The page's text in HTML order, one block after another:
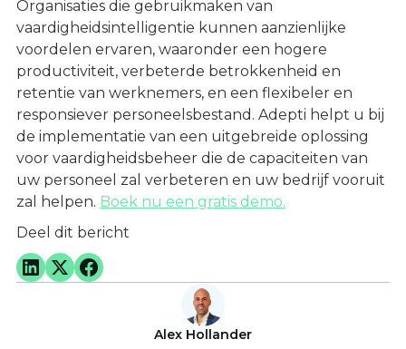
Organisaties die gebruikmaken van
vaardigheidsintelligentie kunnen aanzienlijke
voordelen ervaren, waaronder een hogere
productiviteit, verbeterde betrokkenheid en
retentie van werknemers, en een flexibeler en
responsiever personeelsbestand. Adepti helpt u bij
de implementatie van een uitgebreide oplossing
voor vaardigheidsbeheer die de capaciteiten van
uw personeel zal verbeteren en uw bedrijf vooruit
zal helpen. Boek nu een gratis demo.
Deel dit bericht
Alex Hollander